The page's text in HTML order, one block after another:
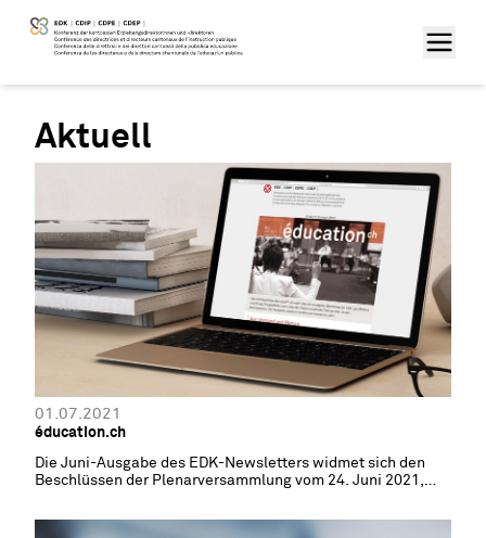
Aktuell
01.07.2021
éducation.ch
Die Juni-Ausgabe des EDK-Newsletters widmet sich den
Beschlüssen der Plenarversammlung vom 24. Juni 2021,